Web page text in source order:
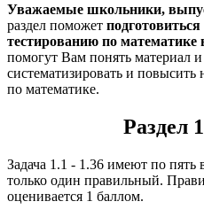
Уважаемые школьники,
раздел поможет
тестированию по математике
помогут Вам понять материал
систематизировать и
по математике.
Раздел
Задача 1.1 - 1.36 имеют по пять
только один правильный.
оценивается 1 баллом.